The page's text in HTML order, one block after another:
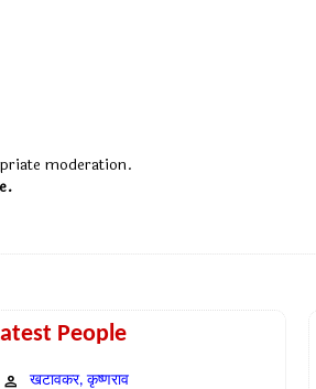
moderation.
People
खटावकर, कृष्णराव